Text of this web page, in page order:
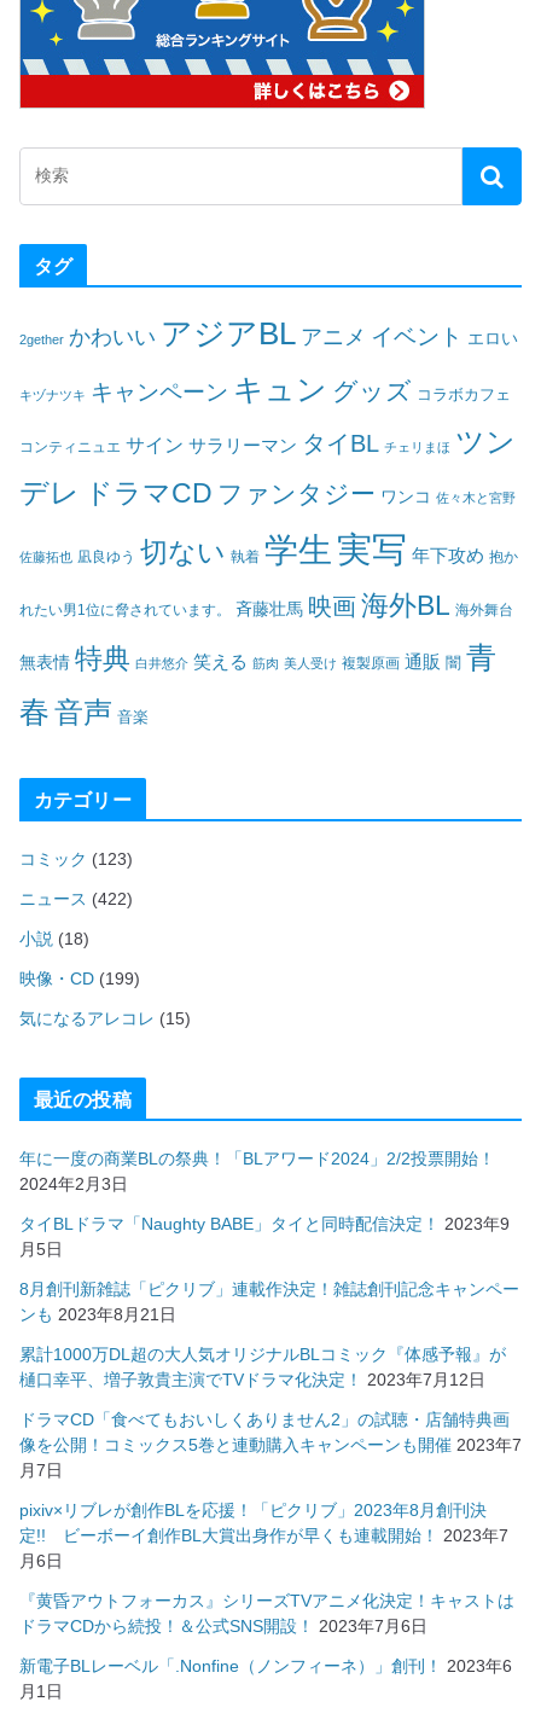
タグ
2gether かわいい アジアBL アニメ イベント エロい
キヅナツキ キャンペーン キュン グッズ コラボカフェ
コンティニュエ サイン サラリーマン タイBL チェリまほ ツン
デレ
ドラマCD ファンタジー ワンコ 佐々木と宮野
佐藤拓也 凪良ゆう 切ない 執着 学生 実写 年下攻め 抱か
れたい男1位に脅されています。 斉藤壮馬 映画海外BL 海外舞台
無表情 特典 白井悠介 笑える 筋肉 美人受け 複製原画 通販 闇 青
春音声 音楽
カテゴリー
コミック (123)
ニュース (422)
小説 (18)
映像・CD (199)
気になるアレコレ (15)
最近の投稿
年に一度の商業BLの祭典！「BLアワード2024」2/2投票開始！
2024年2月3日
タイBLドラマ「Naughty BABE」タイと同時配信決定！
2023年9
月5日
8月創刊新雑誌「ピクリブ」連載作決定！雑誌創刊記念キャンペー
ンも 2023年8月21日
累計1000万DL超の大人気オリジナルBLコミック『体感予報』が
樋口幸平、増子敦貴主演でTVドラマ化決定！
2023年7月12日
ドラマCD「食べてもおいしくありません2」の試聴・店舗特典画
像を公開！コミックス5巻と連動購入キャンペーンも開催 2023年7
月7日
pixiv×リブレが創作BLを応援！「ピクリブ」2023年8月創刊決
定!! ビーボーイ創作BL大賞出身作が早くも連載開始！
2023年7
月6日
『黄昏アウトフォーカス』シリーズTVアニメ化決定！キャストは
ドラマCDから続投！＆公式SNS開設！
2023年7月6日
新電子BLレーベル「.Nonfine（ノンフィーネ）」創刊！
2023年6
月1日